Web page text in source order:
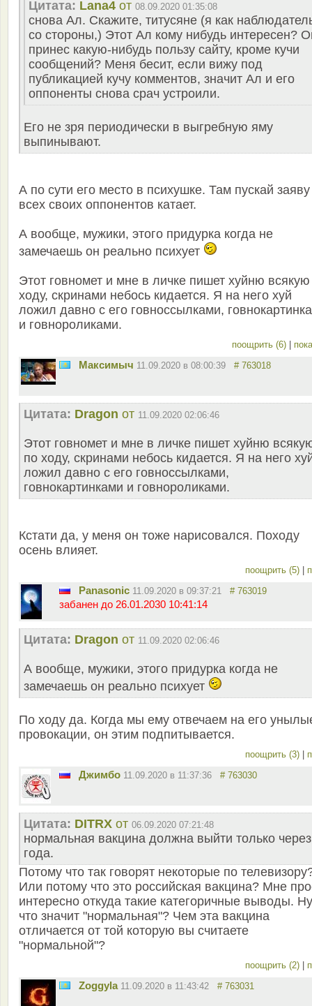
Цитата: Lana4 от 08.09.2020 01:35:08
снова Ал. Скажите, титусяне (я как
со стороны,) Этот Ал кому нибудь интересен?
принес какую-нибудь пользу сайту, кроме кучи
сообщений? Меня бесит, если вижу под
публикацией кучу комментов, значит Ал и его
оппоненты снова срач устроили.
Его не зря периодически в выгребную яму
выпинывают.
А по сути его место в психушке. Там пускай
всех своих оппонентов катает.
А вообще, мужики, этого придурка когда не
замечаешь он реально психует
Этот говномет и мне в личке пишет хуйню
ходу, скринами небось кидается. Я на него хуй
ложил давно с его говноссылками,
и говнороликами.
поощрить (6)
Максимыч 11.09.2020 в 08:00:39 # 763018
Цитата: Dragon от 11.09.2020 02:06:46
Этот говномет и мне в личке пишет хуйню
по ходу, скринами небось кидается. Я на него
ложил давно с его говноссылками,
говнокартинками и говнороликами.
Кстати да, у меня он тоже нарисовался. Походу
осень влияет.
поощрить (5)
Panasonic 11.09.2020 в 09:37:21 # 763019
забанен до 26.01.2030 10:41:14
Цитата: Dragon от 11.09.2020 02:06:46
А вообще, мужики, этого придурка когда не
замечаешь он реально психует
По ходу да. Когда мы ему отвечаем на его
провокации, он этим подпитывается.
поощрить (3)
Джимбо 11.09.2020 в 11:37:36 # 763030
Цитата: DITRX от 06.09.2020 07:21:48
нормальная вакцина должна выйти только
года.
Потому что так говорят некоторые по
Или потому что это российская вакцина? Мне
интересно откуда такие категоричные выводы.
что значит "нормальная"? Чем эта вакцина
отличается от той которую вы считаете
"нормальной"?
поощрить (2)
Zoggyla 11.09.2020 в 11:43:42 # 763031